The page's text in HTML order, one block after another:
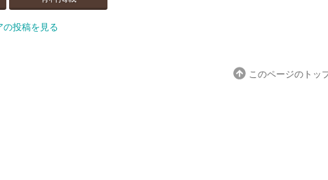
の投稿を見る
このページのトッ